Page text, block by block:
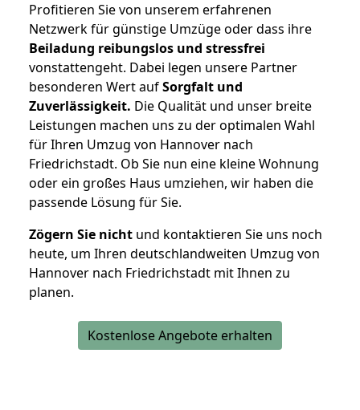
Profitieren Sie von unserem erfahrenen
Netzwerk für günstige Umzüge oder dass ihre
Beiladung reibungslos und stressfrei
vonstattengeht. Dabei legen unsere Partner
besonderen Wert aufSorgfalt und
Zuverlässigkeit. Die Qualität und unser breite
Leistungen machen uns zu der optimalen Wahl
für Ihren Umzug von Hannover nach
Friedrichstadt. Ob Sie nun eine kleine Wohnung
oder ein großes Haus umziehen, wir haben die
passende Lösung für Sie.
Zögern Sie nicht und kontaktieren Sie uns noch
heute, um Ihren deutschlandweiten Umzug von
Hannover nach Friedrichstadt mit Ihnen zu
planen.
Kostenlose Angebote erhalten